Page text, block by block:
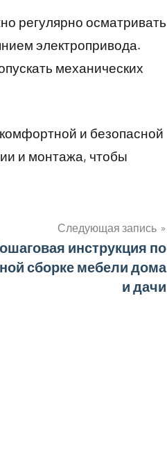
регулярно осматривать
электропривода.
механических
и безопасной
и монтажа, чтобы
Следующая запись
инструкция по
сборке мебели дома
и дачи